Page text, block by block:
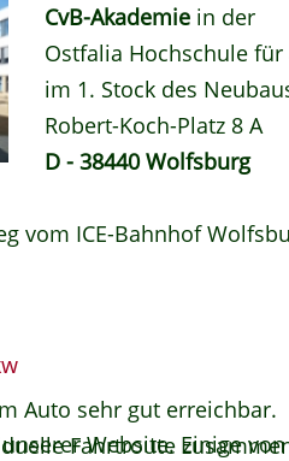
CvB-Akademie in der
Ostfalia Hochschule
im 1. Stock des
Robert-Koch-Platz 8 A
D - 38440 Wolfsburg
vom ICE-Bahnhof
Auto sehr gut erreichbar.
Fahrtroute
Website. Einige